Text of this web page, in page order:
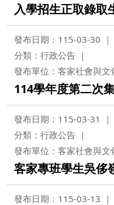
入學招生正取錄取
發布日期：115-03-30
分類：行政公告
發布單位：客家社會與文
114學年度第二次
發布日期：115-03-31
分類：行政公告
發布單位：客家社會與文
客家專班學生吳侈
發布日期：115-03-13